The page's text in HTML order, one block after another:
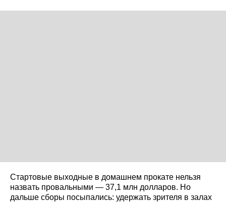
Стартовые выходные в домашнем прокате нельзя
назвать провальными — 37,1 млн долларов. Но
дальше сборы посыпались: удержать зрителя в залах